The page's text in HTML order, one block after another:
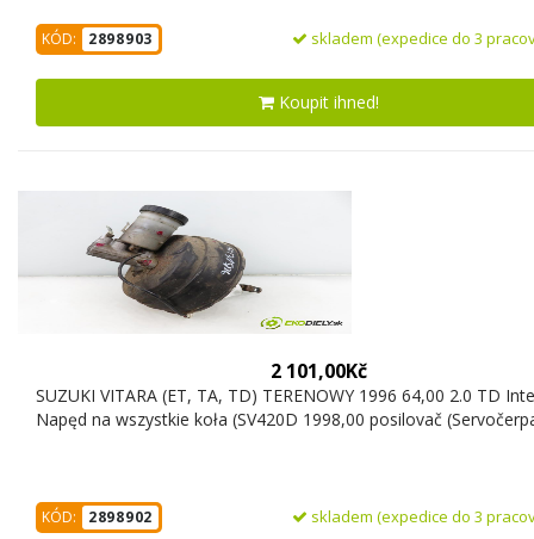
KÓD: 2898903 skladem (expedice do 3
Koupit ihned!
2 101,00Kč
SUZUKI VITARA (ET, TA, TD) TERENOWY 1996 64,00 2.0 TD
Napęd na wszystkie koła (SV420D 1998,00 posilovač
KÓD: 2898902 skladem (expedice do 3